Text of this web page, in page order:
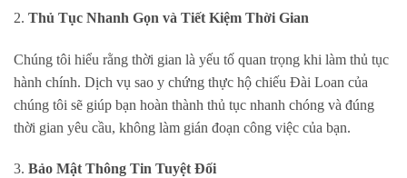
2. Thủ Tục Nhanh Gọn và Tiết Kiệm Thời Gian
Chúng tôi hiểu rằng thời gian là yếu tố quan trọng khi làm thủ tục
hành chính. Dịch vụ sao y chứng thực hộ chiếu Đài Loan của
chúng tôi sẽ giúp bạn hoàn thành thủ tục nhanh chóng và đúng
thời gian yêu cầu, không làm gián đoạn công việc của bạn.
3. Bảo Mật Thông Tin Tuyệt Đối